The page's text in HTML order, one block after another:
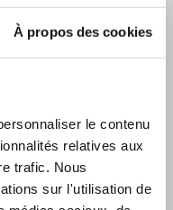
À propos des cookies
le contenu
relatives aux
trafic. Nous
sur l'utilisation de